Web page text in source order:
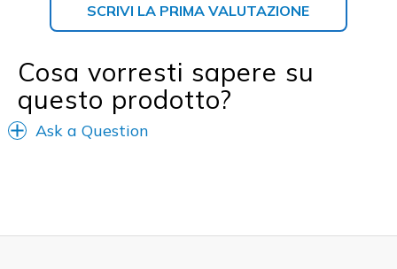
SCRIVI LA PRIMA VALUTAZIONE
Cosa vorresti sapere su
questo prodotto?
Ask a Question